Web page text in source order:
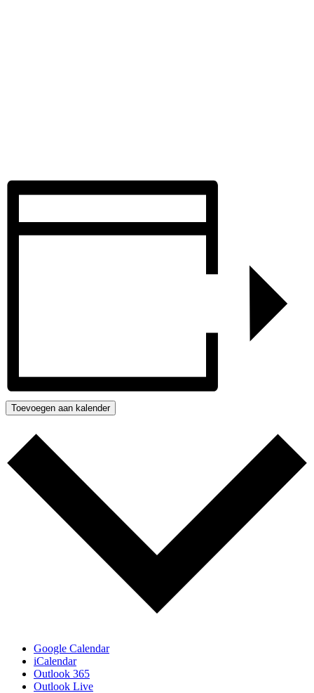
Toevoegen aan kalender
Google Calendar
iCalendar
Outlook 365
Outlook Live